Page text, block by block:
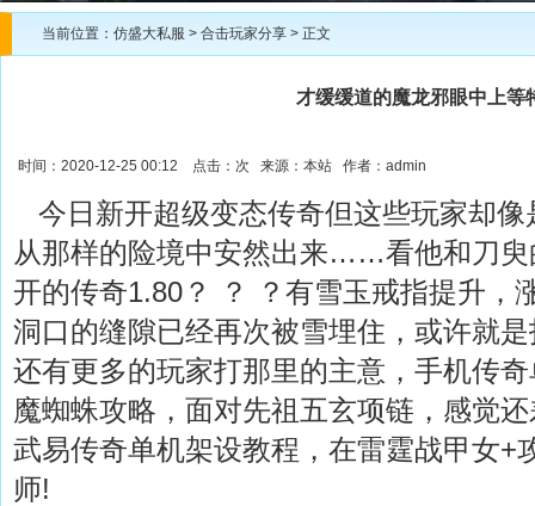
当前位置： 仿盛大私服 > 合击玩家分享 > 正文
才缓缓道的魔龙邪眼中上等
时间：2020-12-25 00:12 点击： 次 来源：本站 作者：admin
今日新开超级变态传奇但这些玩家却像
从那样的险境中安然出来……看他和刀臾
开的传奇1.80？ ？ ？有雪玉戒指提升，
洞口的缝隙已经再次被雪埋住，或许就
还有更多的玩家打那里的主意，手机传
魔蜘蛛攻略，面对先祖五玄项链，感觉
武易传奇单机架设教程，在雷霆战甲女+
师!